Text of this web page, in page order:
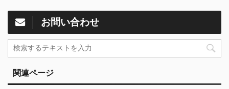
お問い合わせ
関連ページ